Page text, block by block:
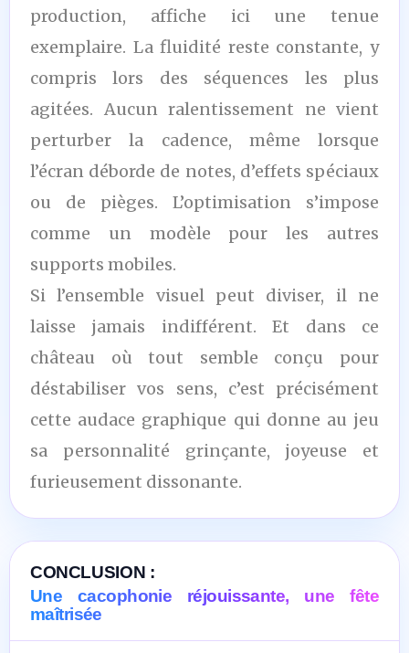
production, affiche ici une tenue
exemplaire. La fluidité reste constante, y
compris lors des séquences les plus
agitées. Aucun ralentissement ne vient
perturber la cadence, même lorsque
l’écran déborde de notes, d’effets spéciaux
ou de pièges. L’optimisation s’impose
comme un modèle pour les autres
supports mobiles.
Si l’ensemble visuel peut diviser, il ne
laisse jamais indifférent. Et dans ce
château où tout semble conçu pour
déstabiliser vos sens, c’est précisément
cette audace graphique qui donne au jeu
sa personnalité grinçante, joyeuse et
furieusement dissonante.
CONCLUSION :
Une cacophonie réjouissante, une fête
maîtrisée